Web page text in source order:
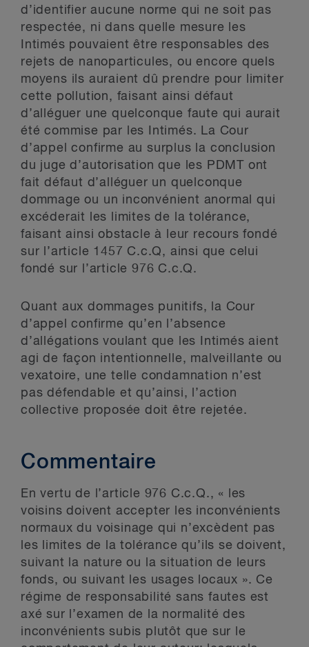
d’identifier aucune norme qui ne soit pas
respectée, ni dans quelle mesure les
Intimés pouvaient être responsables des
rejets de nanoparticules, ou encore quels
moyens ils auraient dû prendre pour limiter
cette pollution, faisant ainsi défaut
d’alléguer une quelconque faute qui aurait
été commise par les Intimés. La Cour
d’appel confirme au surplus la conclusion
du juge d’autorisation que les PDMT ont
fait défaut d’alléguer un quelconque
dommage ou un inconvénient anormal qui
excéderait les limites de la tolérance,
faisant ainsi obstacle à leur recours fondé
sur l’article 1457 C.c.Q, ainsi que celui
fondé sur l’article 976 C.c.Q.
Quant aux dommages punitifs, la Cour
d’appel confirme qu’en l’absence
d’allégations voulant que les Intimés aient
agi de façon intentionnelle, malveillante ou
vexatoire, une telle condamnation n’est
pas défendable et qu’ainsi, l’action
collective proposée doit être rejetée.
Commentaire
En vertu de l’article 976 C.c.Q., « les
voisins doivent accepter les inconvénients
normaux du voisinage qui n’excèdent pas
les limites de la tolérance qu’ils se doivent,
suivant la nature ou la situation de leurs
fonds, ou suivant les usages locaux ». Ce
régime de responsabilité sans fautes est
axé sur l’examen de la normalité des
inconvénients subis plutôt que sur le